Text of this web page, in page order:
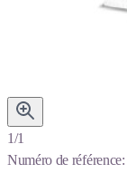
1/1
Numéro de référence: